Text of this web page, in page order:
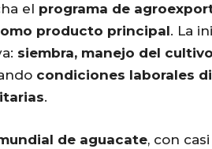
el programa de
producto principal. La
siembra, manejo del
condiciones laborales
.
de aguacate, con casi